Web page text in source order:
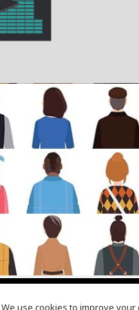
We use cookies to improve your